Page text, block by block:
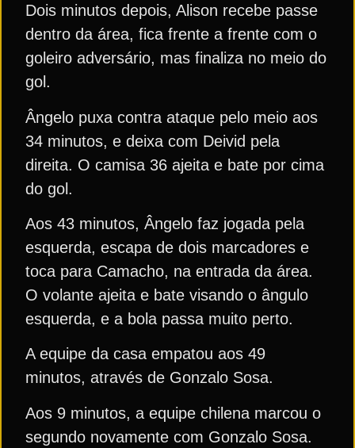
Dois minutos depois, Alison recebe passe
dentro da área, fica frente a frente com o
goleiro adversário, mas finaliza no meio do
gol.
Ângelo puxa contra ataque pelo meio aos
34 minutos, e deixa com Deivid pela
direita. O camisa 36 ajeita e bate por cima
do gol.
Aos 43 minutos, Ângelo faz jogada pela
esquerda, escapa de dois marcadores e
toca para Camacho, na entrada da área.
O volante ajeita e bate visando o ângulo
esquerda, e a bola passa muito perto.
A equipe da casa empatou aos 49
minutos, através de Gonzalo Sosa.
Aos 9 minutos, a equipe chilena marcou o
segundo novamente com Gonzalo Sosa.